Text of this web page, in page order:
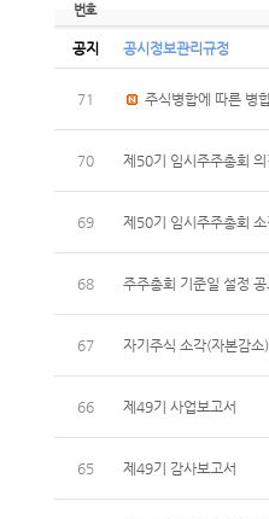
번호
공지 공시정보관리규정
71 주식병합에 따른 병
70 제50기 임시주주총회
69 제50기 임시주주총회
68 주주총회 기준일 설정
67 자기주식 소각(자본감
66 제49기 사업보고서
65 제49기 감사보고서